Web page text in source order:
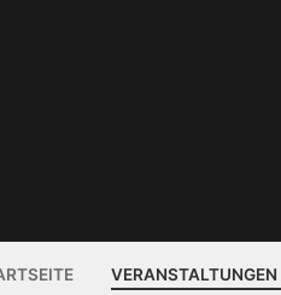
VERANSTALTUNGEN